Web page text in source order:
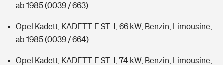
ab 1985(0039 / 663)
Opel Kadett, KADETT-E STH, 66 kW, Benzin, Limousine,
ab 1985(0039 / 664)
Opel Kadett, KADETT-E STH, 74 kW, Benzin, Limousine,